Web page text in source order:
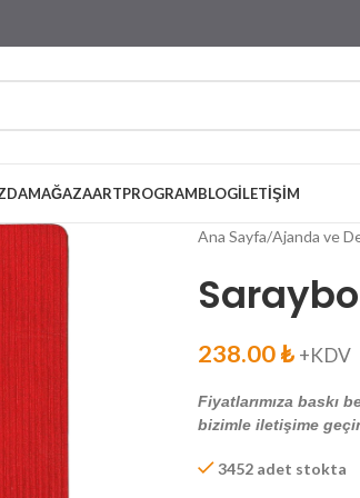
MAĞAZAARTPROGRAMBLOGİLETIŞIM
Ana Sayfa Ajanda ve
238.00₺ +KDV
Fiyatlarımıza baskı
bizimle iletişime
3452 adet stokta